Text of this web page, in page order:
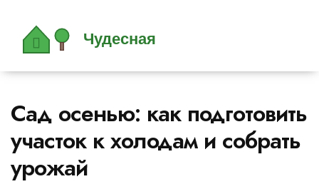
Сад осенью: как подготовить
участок к холодам и собрать
урожай